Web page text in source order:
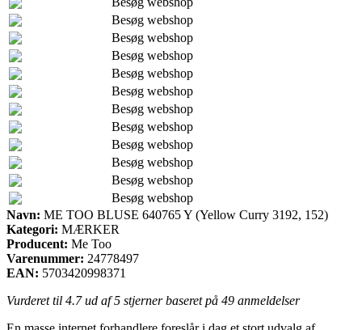
Besøg webshop
Besøg webshop
Besøg webshop
Besøg webshop
Besøg webshop
Besøg webshop
Besøg webshop
Besøg webshop
Besøg webshop
Besøg webshop
Besøg webshop
Navn: ME TOO BLUSE 640765 Y (Yellow Curry 3192, 152)
Kategori: MÆRKER
Producent: Me Too
Varenummer: 24778497
EAN: 5703420998371
Vurderet til 4.7ud af 5 stjerner baseret på 49 anmeldelser